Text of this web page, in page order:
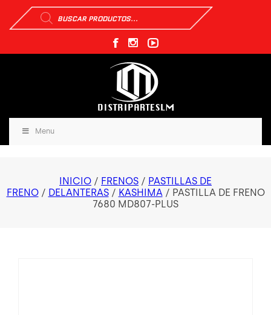
Búsqueda
de
productos
Menu
INICIO / FRENOS / PASTILLAS DE
FRENO/ DELANTERAS/ KASHIMA/ PASTILLA DE FRENO
7680 MD807-PLUS